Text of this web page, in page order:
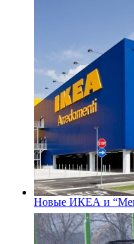
Новые ИКЕА и